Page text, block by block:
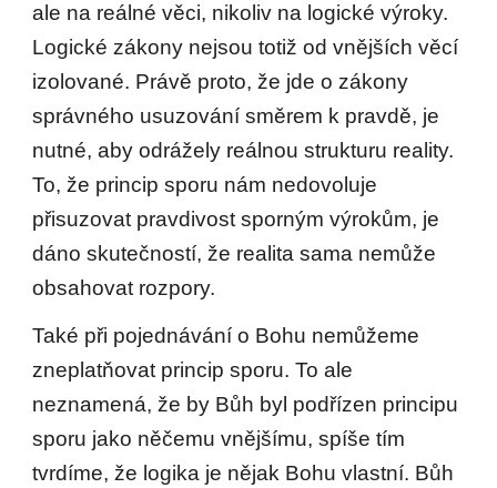
ale na reálné věci, nikoliv na logické výroky.
Logické zákony nejsou totiž od vnějších věcí
izolované. Právě proto, že jde o zákony
správného usuzování směrem k pravdě, je
nutné, aby odrážely reálnou strukturu reality.
To, že princip sporu nám nedovoluje
přisuzovat pravdivost sporným výrokům, je
dáno skutečností, že realita sama nemůže
obsahovat rozpory.
Také při pojednávání o Bohu nemůžeme
zneplatňovat princip sporu. To ale
neznamená, že by Bůh byl podřízen principu
sporu jako něčemu vnějšímu, spíše tím
tvrdíme, že logika je nějak Bohu vlastní. Bůh